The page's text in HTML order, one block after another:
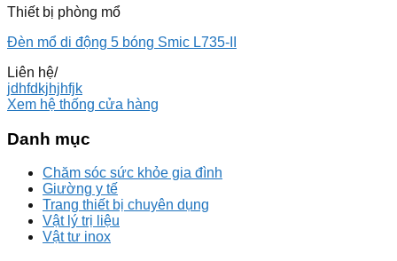
Thiết bị phòng mổ
Đèn mổ di động 5 bóng Smic L735-II
Liên hệ/
jdhfdkjhjhfjk
Xem hệ thống cửa hàng
Danh mục
Chăm sóc sức khỏe gia đình
Giường y tế
Trang thiết bị chuyên dụng
Vật lý trị liệu
Vật tư inox